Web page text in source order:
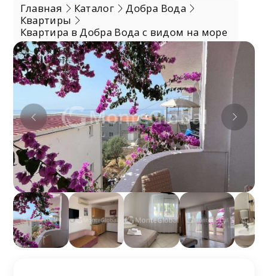
Главная Каталог
Добра Вода
Квартиры
Квартира в Добра Вода с видом на море